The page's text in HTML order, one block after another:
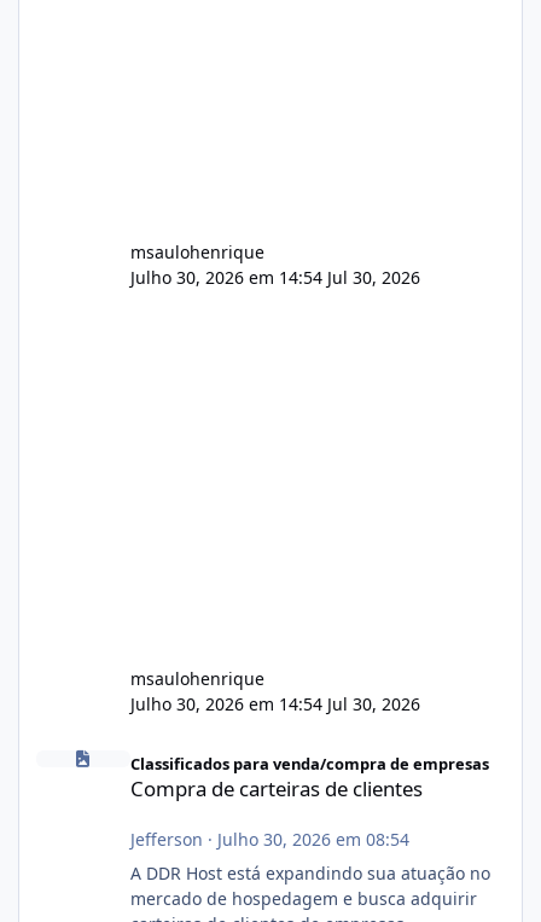
msaulohenrique
Julho 30, 2026 em 14:54 Jul 30, 2026
msaulohenrique
Julho 30, 2026 em 14:54 Jul 30, 2026
Classificados para venda/compra de empresas
Compra de carteiras de clientes
Jefferson · Julho 30, 2026 em 08:54
A DDR Host está expandindo sua atuação no
mercado de hospedagem e busca adquirir